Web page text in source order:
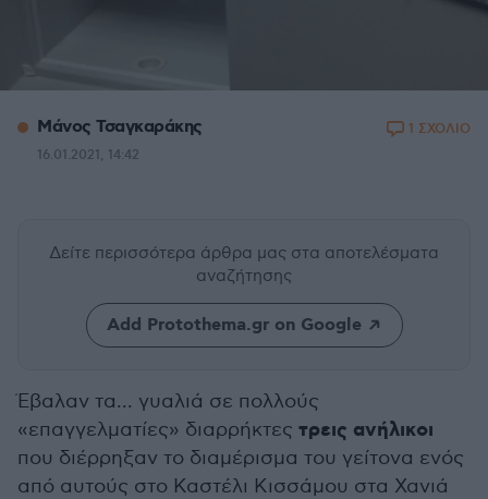
Μάνος Τσαγκαράκης
16.01.2021, 14:42
1 ΣΧΟΛΙΟ
Δείτε περισσότερα άρθρα μας στα αποτελέσματα
αναζήτησης
Add Protothema.gr on Google
Έβαλαν τα... γυαλιά σε πολλούς
«επαγγελματίες» διαρρήκτες τρεις ανήλικοι
που διέρρηξαν το διαμέρισμα του γείτονα ενός
από αυτούς στο Καστέλι Κισσάμου στα Χανιά